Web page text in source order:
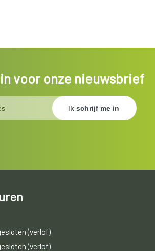
voor onze nieuwsbrief
(verlof)
(verlof)